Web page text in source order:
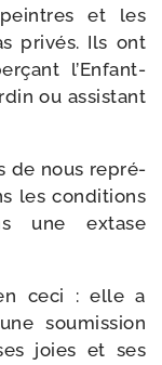
et les
pri­vés. Ils ont
l’Enfant-​
ou assis­tant
de nous repré­
les condi­tions
une extase
ceci : elle a
sou­mis­sion
joies et ses